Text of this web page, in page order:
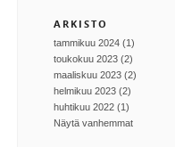
ARKISTO
tammikuu 2024 (1)
toukokuu 2023 (2)
maaliskuu 2023 (2)
helmikuu 2023 (2)
huhtikuu 2022 (1)
Näytä vanhemmat